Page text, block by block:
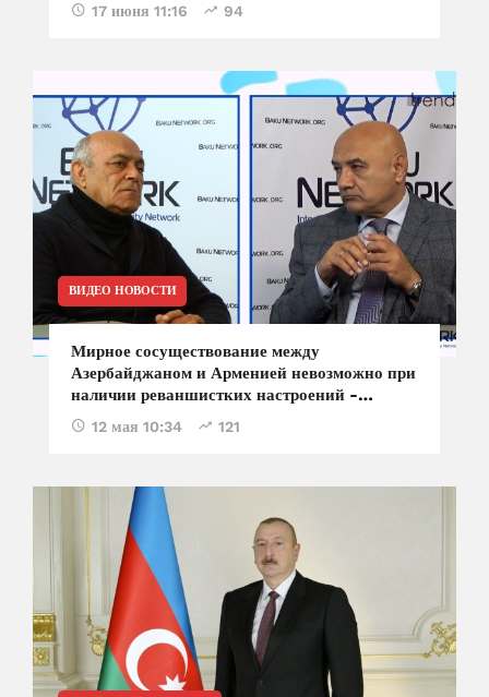
17 июня 11:16 94
ВИДЕО НОВОСТИ
Мирное сосуществование между
Азербайджаном и Арменией невозможно при
наличии реваншистких настроений -
Видади Гасанов в передаче "Диалог с
Тофиком Аббасовым"
12 мая 10:34 121